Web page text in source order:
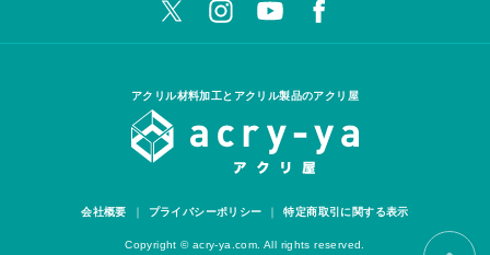
アクリル材料加工とアクリル製品のアクリ屋
会社概要 プライバシーポリシー 特定商取引に関する表示
Copyright © acry-ya.com. All rights reserved.